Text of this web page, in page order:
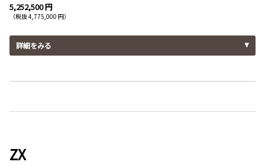
5,252,500 円
（税抜 4,775,000 円）
詳細をみる
ZX